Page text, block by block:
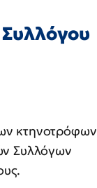
κτηνοτρόφων
Συλλόγων